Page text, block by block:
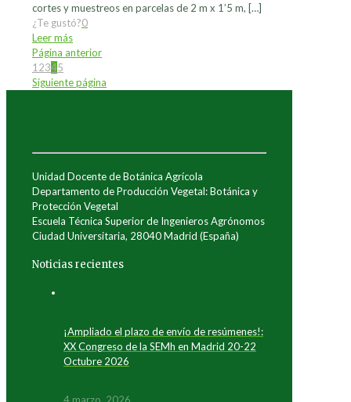
cortes y muestreos en parcelas de 2 m x 1’5 m, […]
¿Te gustó?0
Leer más
Página anterior
1 2345
Siguiente página
Unidad Docente de Botánica Agrícola
Departamento de Producción Vegetal: Botánica y
Protección Vegetal
Escuela Técnica Superior de Ingenieros Agrónomos
Ciudad Universitaria, 28040 Madrid (España)
Noticias recientes
¡Ampliado el plazo de envío de resúmenes!:
XX Congreso de la SEMh en Madrid 20-22
Octubre 2026